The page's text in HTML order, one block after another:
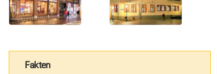
Fakten